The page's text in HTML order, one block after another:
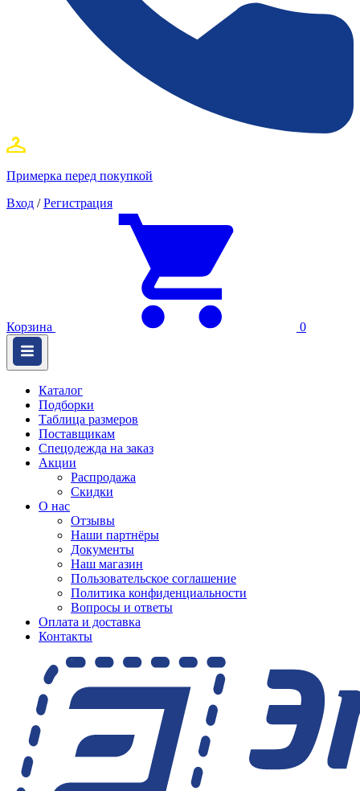
Примерка перед покупкой
Вход / Регистрация
Корзина 0
Каталог
Подборки
Таблица размеров
Поставщикам
Спецодежда на заказ
Акции
Распродажа
Скидки
О нас
Отзывы
Наши партнёры
Документы
Наш магазин
Пользовательское соглашение
Политика конфиденциальности
Вопросы и ответы
Оплата и доставка
Контакты